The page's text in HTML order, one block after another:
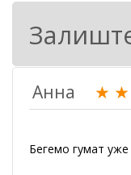
Підвищує
Спонукає
Сприяє
Анна ★ ★
Бегемо гумат уже